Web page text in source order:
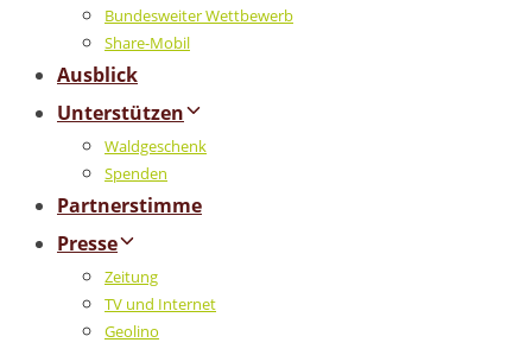
Bundesweiter Wettbewerb
Share-Mobil
Ausblick
Unterstützen
Waldgeschenk
Spenden
Partnerstimme
Presse
Zeitung
TV und Internet
Geolino